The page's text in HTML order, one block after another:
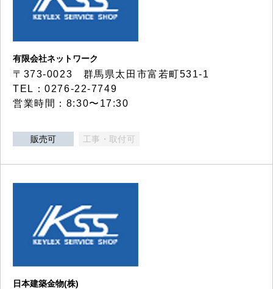
有限会社ネットワーク
〒373-0023 群馬県太田市富若町531-1
TEL：0276-22-7749
営業時間：8:30〜17:30
販売可 工事・取付可
日本建築金物(株)